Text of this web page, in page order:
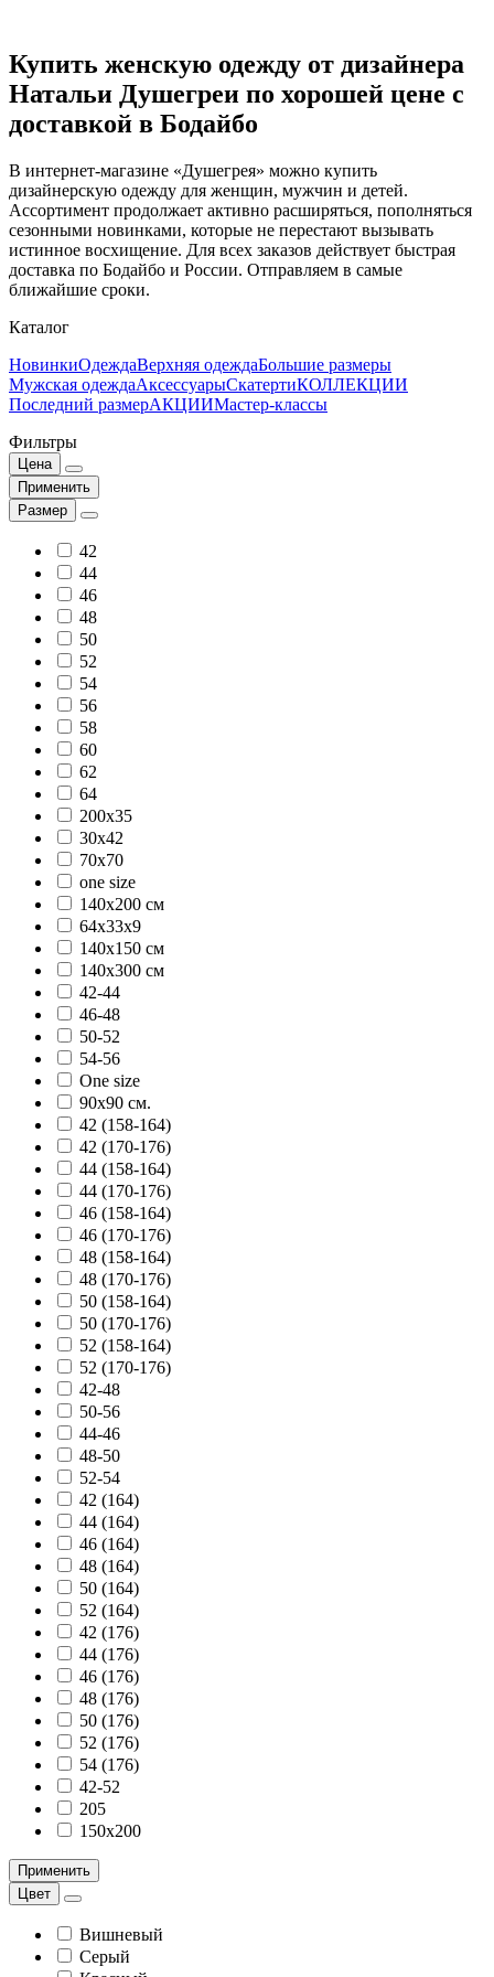
Купить женскую одежду от дизайнера
Натальи Душегреи по хорошей цене с
доставкой в Бодайбо
В интернет-магазине «Душегрея» можно купить
дизайнерскую одежду для женщин, мужчин и детей.
Ассортимент продолжает активно расширяться, пополняться
сезонными новинками, которые не перестают вызывать
истинное восхищение. Для всех заказов действует быстрая
доставка по Бодайбо и России. Отправляем в самые
ближайшие сроки.
Каталог
НовинкиОдеждаВерхняя одеждаБольшие размеры
Мужская одеждаАксессуарыСкатертиКОЛЛЕКЦИИ
Последний размерАКЦИИМастер-классы
Фильтры
Цена
Применить
Размер
42
44
46
48
50
52
54
56
58
60
62
64
200x35
30х42
70х70
one size
140х200 см
64х33х9
140х150 см
140х300 см
42-44
46-48
50-52
54-56
One size
90х90 см.
42 (158-164)
42 (170-176)
44 (158-164)
44 (170-176)
46 (158-164)
46 (170-176)
48 (158-164)
48 (170-176)
50 (158-164)
50 (170-176)
52 (158-164)
52 (170-176)
42-48
50-56
44-46
48-50
52-54
42 (164)
44 (164)
46 (164)
48 (164)
50 (164)
52 (164)
42 (176)
44 (176)
46 (176)
48 (176)
50 (176)
52 (176)
54 (176)
42-52
205
150х200
Применить
Цвет
Вишневый
Серый